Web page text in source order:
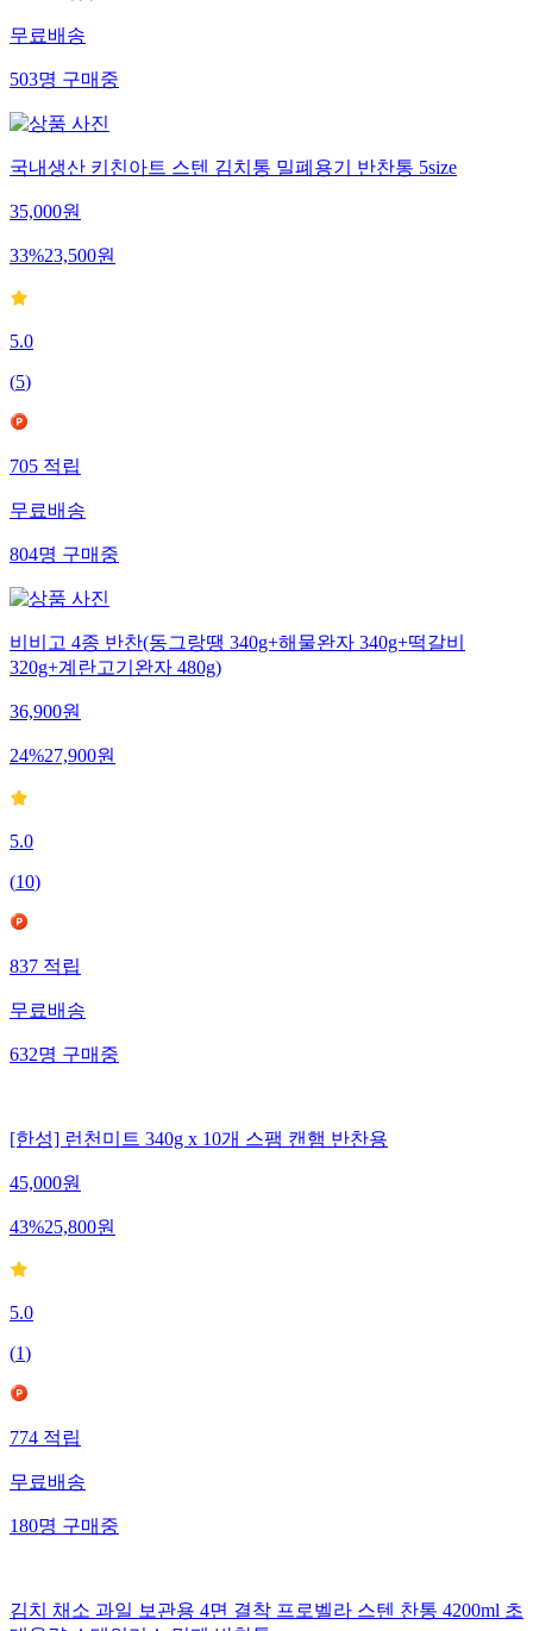
무료배송
503명구매중
국내생산 키친아트 스텐 김치통 밀폐용기 반찬통 5size
35,000원
33%23,500원
5.0
(5)
705적립
무료배송
804명구매중
비비고 4종 반찬(동그랑땡 340g+해물완자 340g+떡갈비
320g+계란고기완자 480g)
36,900원
24%27,900원
5.0
(10)
837적립
무료배송
632명구매중
[한성] 런천미트 340g x 10개 스팸 캔햄 반찬용
45,000원
43%25,800원
5.0
(1)
774적립
무료배송
180명구매중
김치 채소 과일 보관용 4면 결착 프로벨라 스텐 찬통 4200ml 초